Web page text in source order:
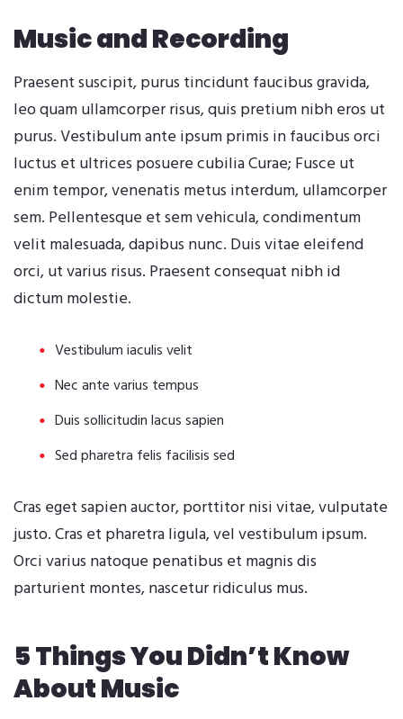
Music and Recording
Praesent suscipit, purus tincidunt faucibus gravida,
leo quam ullamcorper risus, quis pretium nibh eros ut
purus. Vestibulum ante ipsum primis in faucibus orci
luctus et ultrices posuere cubilia Curae; Fusce ut
enim tempor, venenatis metus interdum, ullamcorper
sem. Pellentesque et sem vehicula, condimentum
velit malesuada, dapibus nunc. Duis vitae eleifend
orci, ut varius risus. Praesent consequat nibh id
dictum molestie.
Vestibulum iaculis velit
Nec ante varius tempus
Duis sollicitudin lacus sapien
Sed pharetra felis facilisis sed
Cras eget sapien auctor, porttitor nisi vitae, vulputate
justo. Cras et pharetra ligula, vel vestibulum ipsum.
Orci varius natoque penatibus et magnis dis
parturient montes, nascetur ridiculus mus.
5 Things You Didn’t Know
About Music